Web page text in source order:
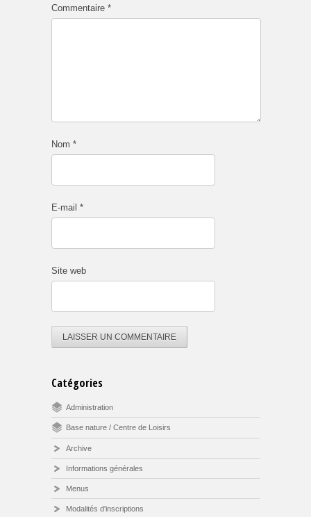
Commentaire *
Nom *
E-mail *
Site web
Catégories
Administration
Base nature / Centre de Loisirs
Archive
Informations générales
Menus
Modalités d'inscriptions